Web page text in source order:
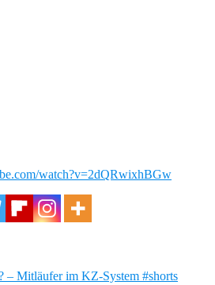
watch?v=2dQRwixhBGw
– Mitläufer im KZ-System #shorts